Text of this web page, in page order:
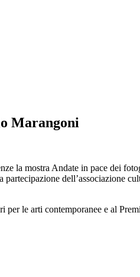
Marangoni
la mostra Andate in pace dei
dell’associazione
le arti contemporanee e al